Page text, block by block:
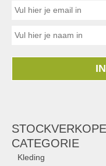
CATEGORIE
Kleding